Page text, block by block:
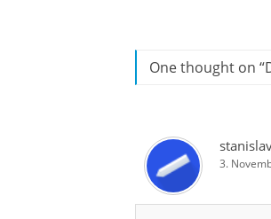
One thought on “
3.